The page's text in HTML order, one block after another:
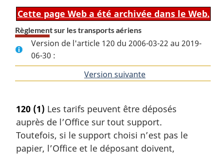
Cette page Web a été archivée dans le Web.
Règlement sur les transports aériens
Version de l'article 120 du 2006-03-22 au 2019-
06-30 :
Version suivante
120 (1) Les tarifs peuvent être déposés
auprès de l’Office sur tout support.
Toutefois, si le support choisi n’est pas le
papier, l’Office et le déposant doivent,